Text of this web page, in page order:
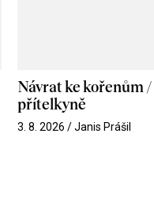
Návrat ke kořenům
přítelkyně
3. 8. 2026 / Janis Prášil